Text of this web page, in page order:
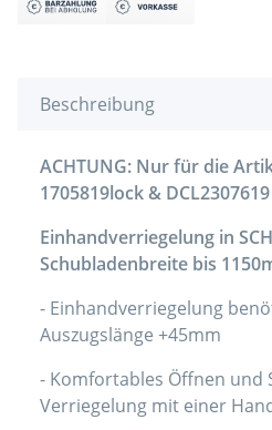
Beschreibung
ACHTUNG: Nur für die
1705819lock & DCL2307619
Einhandverriegelung in
Schubladenbreite bis
- Einhandverriegelung
Auszugslänge +45mm
- Komfortables Öffnen und
Verriegelung mit einer